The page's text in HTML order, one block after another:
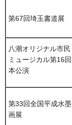
第67回埼玉書道展
八潮オリジナル市民
ミュージカル第16回
本公演
第33回全国平成水墨
画展